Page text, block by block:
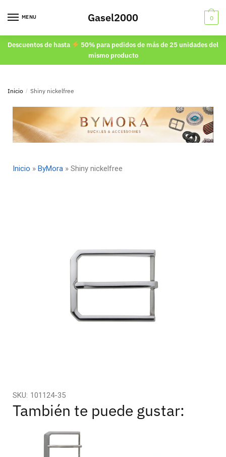
MENU Gasel2000 0
Descuentos de hasta
50% para pedidos de más de 25 unidades del
mismo producto
Inicio / Shiny nickelfree
Inicio » ByMora » Shiny nickelfree
SKU: 101124-35
También te puede gustar: